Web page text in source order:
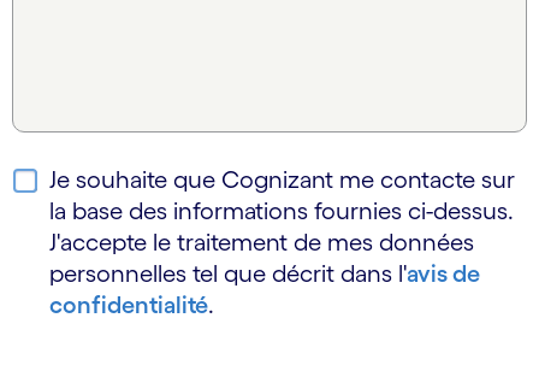
Je souhaite que Cognizant me contacte sur
la base des informations fournies ci-dessus.
J'accepte le traitement de mes données
personnelles tel que décrit dans l'avis de
confidentialité.